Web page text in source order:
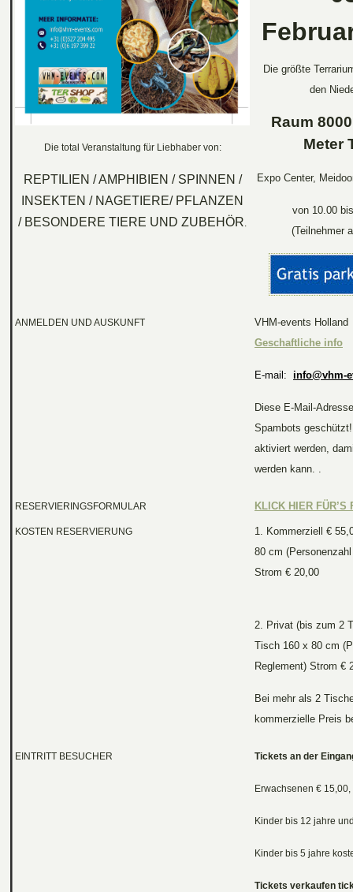
Die total Veranstaltung für Liebhaber von:
REPTILIEN / AMPHIBIEN / SPINNEN /
INSEKTEN / NAGETIERE/ PFLANZEN
/ BESONDERE TIERE UND ZUBEHÖR.
Die größte
den
Raum
Meter
Expo Center,
von 10.00
(Teilnehmer
ANMELDEN UND AUSKUNFT
VHM-events Holland
Geschaftliche info
E-mail: info@vhm-
Diese E-Mail-
Spambots
aktiviert werden,
werden kann. .
RESERVIERINGSFORMULAR KLICK HIER FÜR’S
KOSTEN RESERVIERUNG
1. Kommerziell €
80 cm
Strom € 20,00
2. Privat (bis zum 2
Tisch 160 x 80 cm
Reglement) Strom €
Bei mehr als 2
kommerzielle Preis
EINTRITT BESUCHER Tickets an der
Erwachsenen € 15,00,
Kinder bis 12 jahre
Kinder bis 5 jahre
Tickets verkaufen